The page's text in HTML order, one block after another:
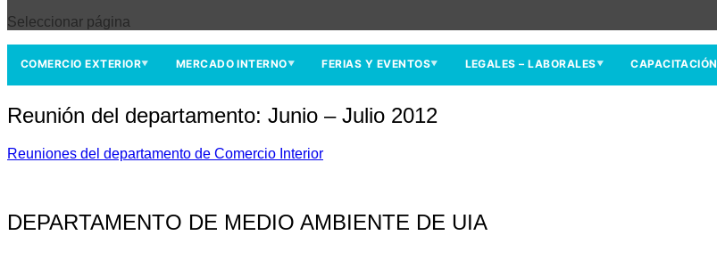
Seleccionar página
COMERCIO EXTERIOR▼ MERCADO INTERNO▼ FERIAS Y EVENTOS▼ LEGALES – LABORALES▼ CAPACITACIÓN
Reunión del departamento: Junio – Julio 2012
Reuniones del departamento de Comercio Interior
DEPARTAMENTO DE MEDIO AMBIENTE DE UIA